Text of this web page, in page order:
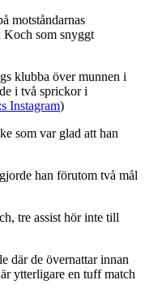
motståndarnas
Koch som snyggt
klubba över munnen i
i två sprickor i
Instagram)
som var glad att han
han förutom två mål
tre assist hör inte till
där de övernattar innan
ytterligare en tuff match